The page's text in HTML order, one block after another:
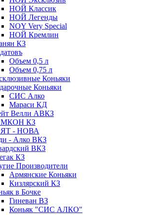
НОЙ Классик
НОЙ Легенды
NOY Very Speсial
НОЙ Кремлин
КЗ
Объем 0,5 л
Объем 0,75 л
Коньяки
Коньяки
СИС Алко
Мараси КД
Велли АВКЗ
КЗ
- НОВА
- Алко ВКЗ
ВКЗ
КЗ
Производители
Армянские Коньяки
Кизлярский КЗ
в Бочке
Гиневан ВЗ
Коньяк "СИС АЛКО"